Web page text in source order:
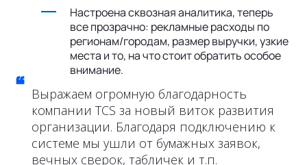
Настроена сквозная аналитика, теперь
все прозрачно: рекламные расходы по
регионам/городам, размер выручки, узкие
места и то, на что стоит обратить особое
внимание.
“ Выражаем огромную благодарность
компании TCS за новый виток развития
организации. Благодаря подключению к
системе мы ушли от бумажных заявок,
вечных сверок, табличек и т.п.